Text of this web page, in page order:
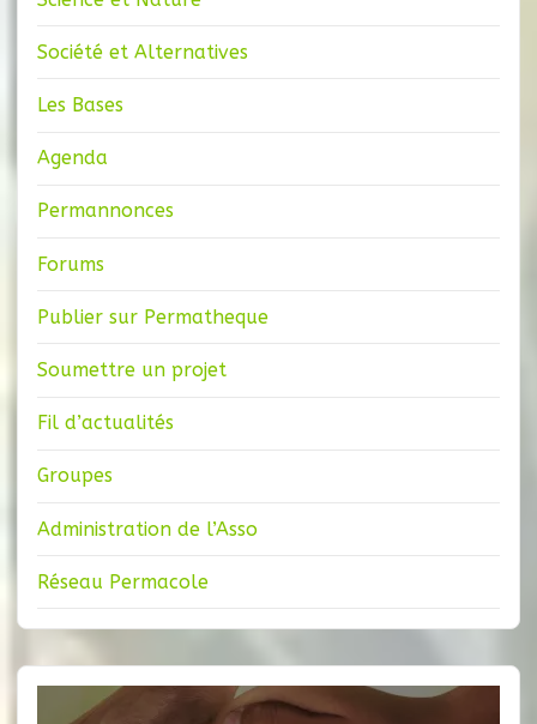
Société et Alternatives
Les Bases
Agenda
Permannonces
Forums
Publier sur Permatheque
Soumettre un projet
Fil d’actualités
Groupes
Administration de l’Asso
Réseau Permacole